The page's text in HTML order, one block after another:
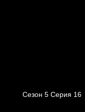
Сезон 5 Серия 16